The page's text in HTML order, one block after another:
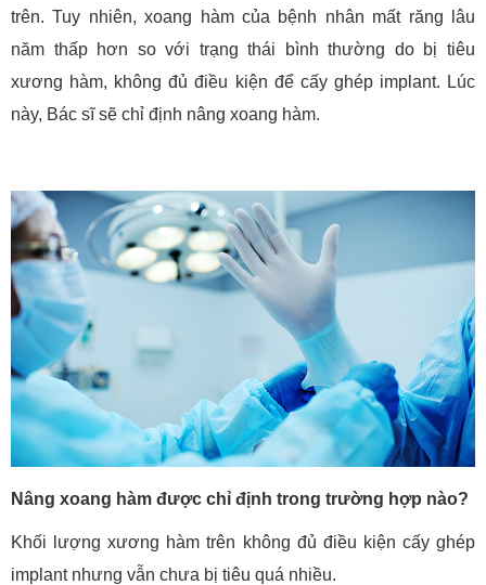
trên. Tuy nhiên, xoang hàm của bệnh nhân mất răng lâu
năm thấp hơn so với trạng thái bình thường do bị tiêu
xương hàm, không đủ điều kiện để cấy ghép implant. Lúc
này, Bác sĩ sẽ chỉ định nâng xoang hàm.
Nâng xoang hàm được chỉ định trong trường hợp nào?
Khối lượng xương hàm trên không đủ điều kiện cấy ghép
implant nhưng vẫn chưa bị tiêu quá nhiều.